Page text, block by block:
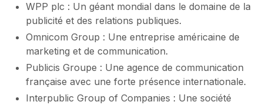
WPP plc : Un géant mondial dans le domaine de la
publicité et des relations publiques.
Omnicom Group : Une entreprise américaine de
marketing et de communication.
Publicis Groupe : Une agence de communication
française avec une forte présence internationale.
Interpublic Group of Companies : Une société